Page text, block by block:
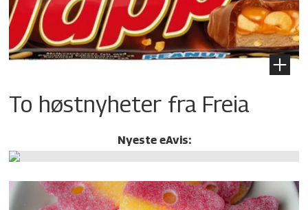
To høstnyheter fra Freia
Nyeste eAvis: